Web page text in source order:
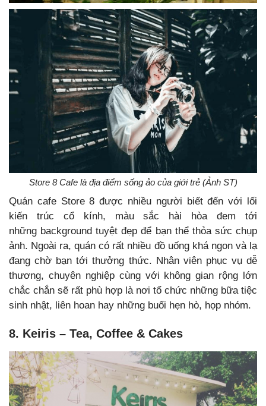
Store 8 Cafe là địa điểm sống ảo của giới trẻ (Ảnh ST)
Quán cafe Store 8 được nhiều người biết đến với lối
kiến trúc cổ kính, màu sắc hài hòa đem tới
những background tuyệt đẹp để bạn thể thỏa sức chụp
ảnh. Ngoài ra, quán có rất nhiều đồ uống khá ngon và lạ
đang chờ bạn tới thưởng thức. Nhân viên phục vụ dễ
thương, chuyên nghiệp cùng với không gian rộng lớn
chắc chắn sẽ rất phù hợp là nơi tổ chức những bữa tiệc
sinh nhật, liên hoan hay những buổi hẹn hò, họp nhóm.
8. Keiris – Tea, Coffee & Cakes